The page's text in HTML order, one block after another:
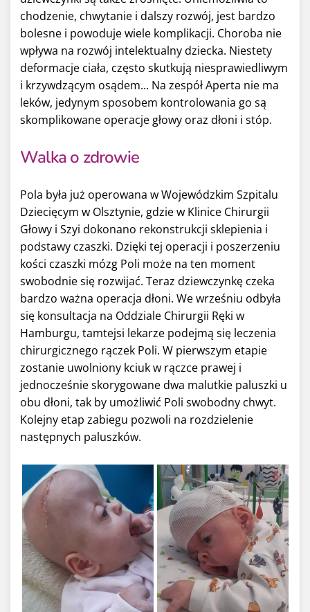
chodzenie, chwytanie i dalszy rozwój, jest bardzo
bolesne i powoduje wiele komplikacji. Choroba nie
wpływa na rozwój intelektualny dziecka. Niestety
deformacje ciała, często skutkują niesprawiedliwym
i krzywdzącym osądem... Na zespół Aperta nie ma
leków, jedynym sposobem kontrolowania go są
skomplikowane operacje głowy oraz dłoni i stóp.
Walka o zdrowie
Pola była już operowana w Wojewódzkim Szpitalu
Dziecięcym w Olsztynie, gdzie w Klinice Chirurgii
Głowy i Szyi dokonano rekonstrukcji sklepienia i
podstawy czaszki. Dzięki tej operacji i poszerzeniu
kości czaszki mózg Poli może na ten moment
swobodnie się rozwijać. Teraz dziewczynkę czeka
bardzo ważna operacja dłoni. We wrześniu odbyła
się konsultacja na Oddziale Chirurgii Ręki w
Hamburgu, tamtejsi lekarze podejmą się leczenia
chirurgicznego rączek Poli. W pierwszym etapie
zostanie uwolniony kciuk w rączce prawej i
jednocześnie skorygowane dwa malutkie paluszki u
obu dłoni, tak by umożliwić Poli swobodny chwyt.
Kolejny etap zabiegu pozwoli na rozdzielenie
następnych paluszków.